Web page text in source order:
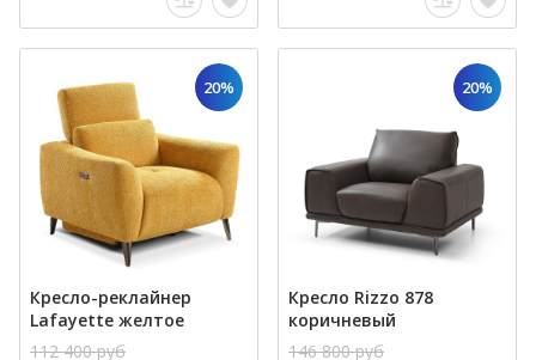
20%
Кресло-реклайнер
Lafayette желтое
112 400 руб
20%
Кресло Rizzo 878
коричневый
146 800 руб